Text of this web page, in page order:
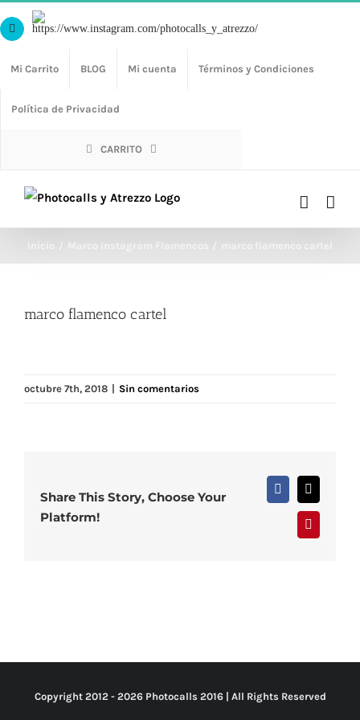
Saltar
alFacebook
Https://www.instagram.com/photocalls_y_atrezzo/
Mi Carrito BLOG Mi cuenta Términos y Condiciones
Política de Privacidad
CARRITO
Inicio Marco Instagram Flamencos marco flamenco cartel
marco flamenco cartel
octubre 7th, 2018 | Sin comentarios
Share This Story, Choose Your
Platform!
Facebook
X
Pinterest
Copyright 2012 - 2026 Photocalls 2016| All Rights Reserved